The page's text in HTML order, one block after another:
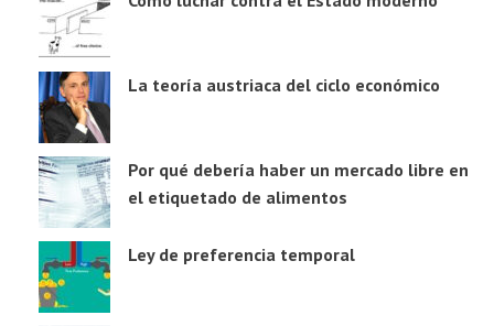
La teoría austriaca del ciclo económico
Por qué debería haber un mercado libre en
el etiquetado de alimentos
Ley de preferencia temporal